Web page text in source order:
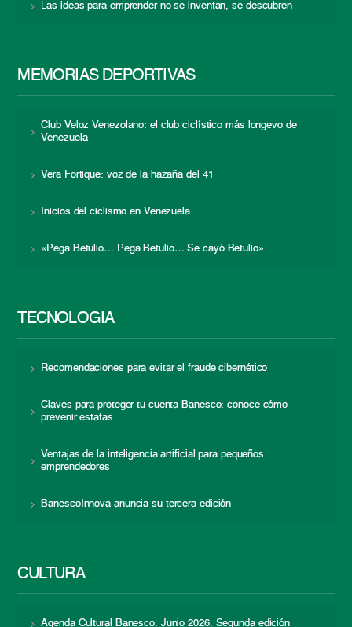
Las ideas para emprender no se inventan, se descubren
MEMORIAS DEPORTIVAS
Club Veloz Venezolano: el club ciclístico más longevo de
Venezuela
Vera Fortique: voz de la hazaña del 41
Inicios del ciclismo en Venezuela
«Pega Betulio… Pega Betulio… Se cayó Betulio»
TECNOLOGÍA
Recomendaciones para evitar el fraude cibernético
Claves para proteger tu cuenta Banesco: conoce cómo
prevenir estafas
Ventajas de la inteligencia artificial para pequeños
emprendedores
BanescoInnova anuncia su tercera edición
CULTURA
Agenda Cultural Banesco. Junio 2026. Segunda edición